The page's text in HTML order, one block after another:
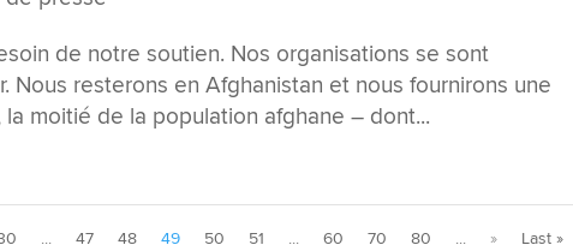
de notre soutien. Nos organisations se sont
resterons en Afghanistan et nous fournirons une
moitié de la population afghane – dont...
... 47 48 49 50 51 ... 60 70 80 ... » Last »